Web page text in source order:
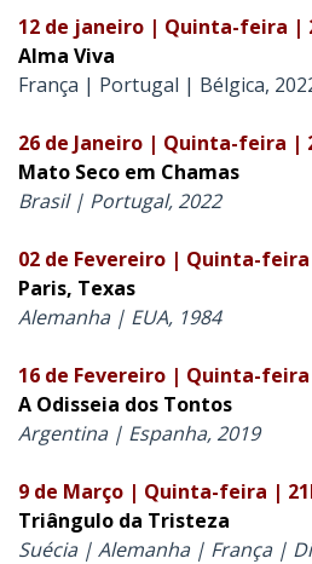
12 de janeiro | Quinta-feira |
Alma Viva
França | Portugal | Bélgica,
26 de Janeiro | Quinta-feira |
Mato Seco em Chamas
Brasil | Portugal, 2022
02 de Fevereiro | Quinta-
Paris, Texas
Alemanha | EUA, 1984
16 de Fevereiro | Quinta-
A Odisseia dos Tontos
Argentina | Espanha, 2019
9 de Março | Quinta-feira |
Triângulo da Tristeza
Suécia | Alemanha | França |